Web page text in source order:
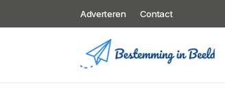
Adverteren Contact